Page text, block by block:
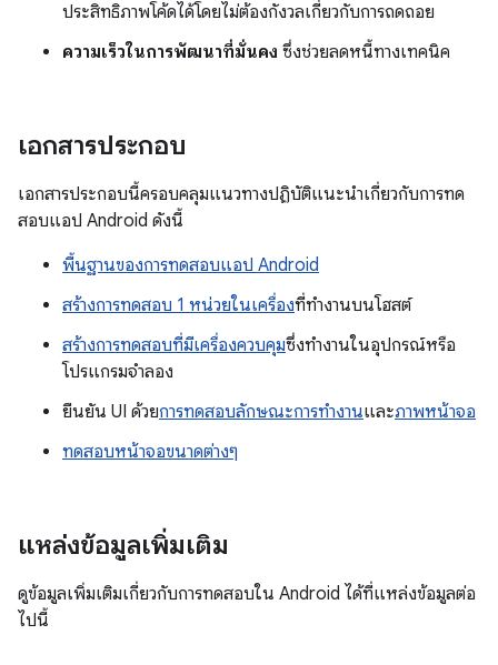
ประสิทธิภาพโค้ดได้โดยไม่ต้องกังวลเกี่ยวกับการถดถอย
ความเร็วในการพัฒนาที่มั่นคง ซึ่งช่วยลดหนี้ทางเทคนิค
เอกสารประกอบ
เอกสารประกอบนี้ครอบคลุมแนวทางปฏิบัติแนะนำเกี่ยวกับการทด
สอบแอป Android ดังนี้
พื้นฐานของการทดสอบแอป Android
สร้างการทดสอบ 1 หน่วยในเครื่องที่ทำงานบนโฮสต์
สร้างการทดสอบที่มีเครื่องควบคุมซึ่งทํางานในอุปกรณ์หรือ
โปรแกรมจําลอง
ยืนยัน UI ด้วยการทดสอบลักษณะการทำงานและภาพหน้าจอ
ทดสอบหน้าจอขนาดต่างๆ
แหล่งข้อมูลเพิ่มเติม
ดูข้อมูลเพิ่มเติมเกี่ยวกับการทดสอบใน Android ได้ที่แหล่งข้อมูลต่อ
ไปนี้